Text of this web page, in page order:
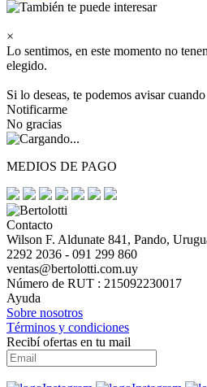
×
Lo sentimos, en este momento no
elegido.
Si lo deseas, te podemos avisar
Notificarme
No gracias
MEDIOS DE PAGO
Contacto
Wilson F. Aldunate 841, Pando,
2292 2036 - 091 299 860
ventas@bertolotti.com.uy
Número de RUT : 215092230017
Ayuda
Sobre nosotros
Términos y condiciones
Recibí ofertas en tu mail